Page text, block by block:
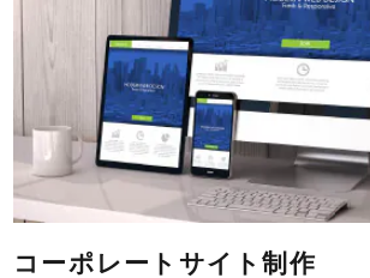
コーポレートサイト制作